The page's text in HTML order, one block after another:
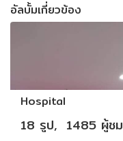
อัลบั้มเกี่ยวข้อง
Hospital
18 รูป, 1485 ผู้ชม